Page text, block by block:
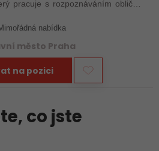
pracuje s rozpoznáváním obličeje
nabídka
město Praha
na pozici
co jste